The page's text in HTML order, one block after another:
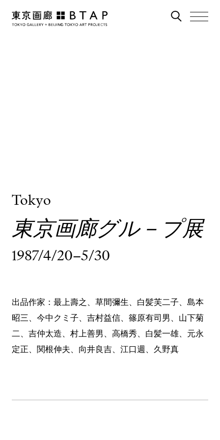
Tokyo
東京画廊グル－プ展
1987/4/20–5/30
出品作家：最上壽之、草間彌生、白髪芙二子、島本
昭三、今中クミ子、吉村益信、篠原有司男、山下菊
二、吉仲太造、村上善男、高橋秀、白髪一雄、元永
定正、関根伸夫、向井良吉、江口週、久野真